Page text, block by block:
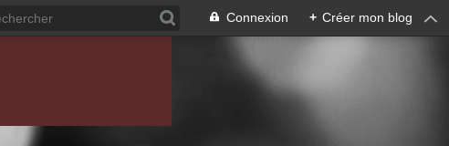
Connexion + Créer mon blog